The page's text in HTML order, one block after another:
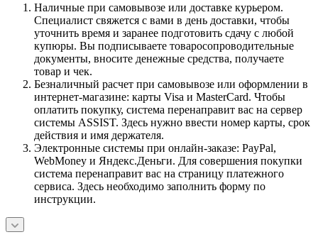
Наличные при самовывозе или доставке курьером.
Специалист свяжется с вами в день доставки, чтобы
уточнить время и заранее подготовить сдачу с любой
купюры. Вы подписываете товаросопроводительные
документы, вносите денежные средства, получаете
товар и чек.
Безналичный расчет при самовывозе или оформлении в
интернет-магазине: карты Visa и MasterCard. Чтобы
оплатить покупку, система перенаправит вас на сервер
системы ASSIST. Здесь нужно ввести номер карты, срок
действия и имя держателя.
Электронные системы при онлайн-заказе: PayPal,
WebMoney и Яндекс.Деньги. Для совершения покупки
система перенаправит вас на страницу платежного
сервиса. Здесь необходимо заполнить форму по
инструкции.